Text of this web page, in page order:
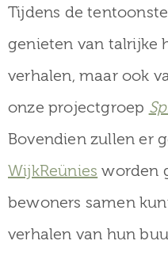
Tijdens de
genieten van talrijke
verhalen, maar ook
onze projectgroep
Bovendien zullen er
WijkReünies worden
bewoners samen
verhalen van hun